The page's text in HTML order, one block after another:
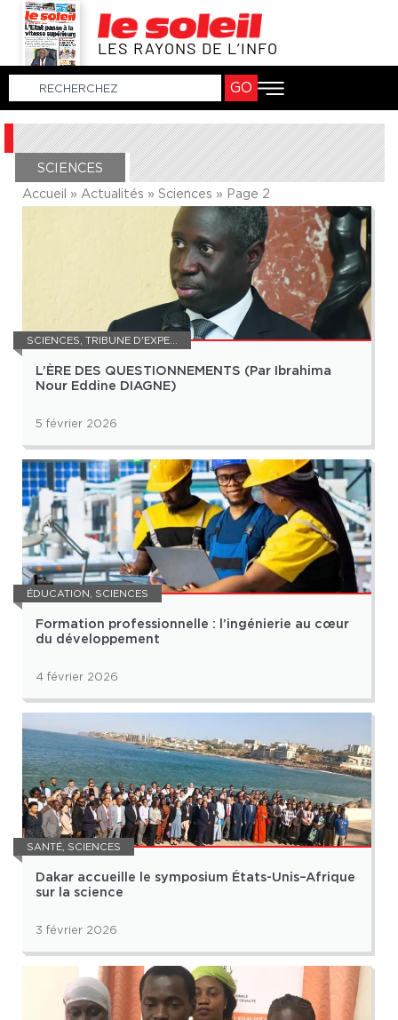
LES RAYONS DE L’INFO
GO
SCIENCES
Accueil » Actualités » Sciences » Page 2
SCIENCES, TRIBUNE D'EXPERT
L’ÈRE DES QUESTIONNEMENTS (Par Ibrahima
Nour Eddine DIAGNE)
5 février 2026
ÉDUCATION, SCIENCES
Formation professionnelle : l’ingénierie au cœur
du développement
4 février 2026
SANTÉ, SCIENCES
Dakar accueille le symposium États-Unis–Afrique
sur la science
3 février 2026